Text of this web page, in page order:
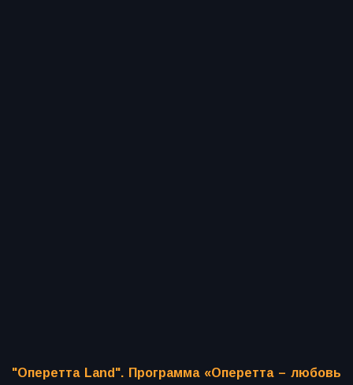
"Оперетта Land". Программа «Оперетта – любовь